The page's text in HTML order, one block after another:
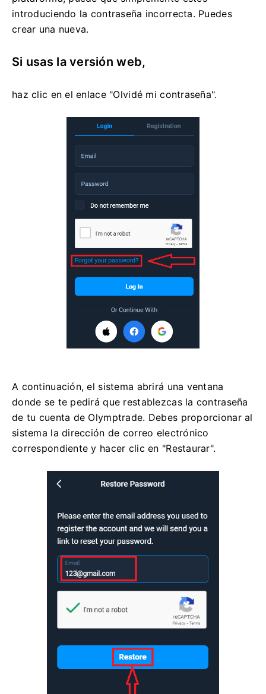
introduciendo la contraseña incorrecta. Puedes
crear una nueva.
Si usas la versión web,
haz clic en el enlace "Olvidé mi contraseña".
A continuación, el sistema abrirá una ventana
donde se te pedirá que restablezcas la contraseña
de tu cuenta de Olymptrade. Debes proporcionar al
sistema la dirección de correo electrónico
correspondiente y hacer clic en "Restaurar".